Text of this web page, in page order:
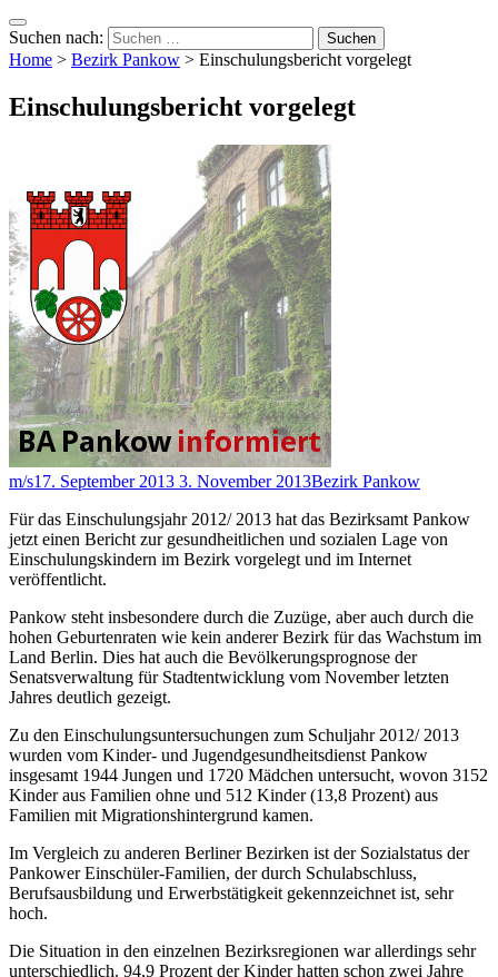
Suchen nach:
Home > Bezirk Pankow > Einschulungsbericht vorgelegt
Einschulungsbericht vorgelegt
m/s17. September 2013 3. November 2013Bezirk Pankow
Für das Einschulungsjahr 2012/ 2013 hat das Bezirksamt Pankow
jetzt einen Bericht zur gesundheitlichen und sozialen Lage von
Einschulungskindern im Bezirk vorgelegt und im Internet
veröffentlicht.
Pankow steht insbesondere durch die Zuzüge, aber auch durch die
hohen Geburtenraten wie kein anderer Bezirk für das Wachstum im
Land Berlin. Dies hat auch die Bevölkerungsprognose der
Senatsverwaltung für Stadtentwicklung vom November letzten
Jahres deutlich gezeigt.
Zu den Einschulungsuntersuchungen zum Schuljahr 2012/ 2013
wurden vom Kinder- und Jugendgesundheitsdienst Pankow
insgesamt 1944 Jungen und 1720 Mädchen untersucht, wovon 3152
Kinder aus Familien ohne und 512 Kinder (13,8 Prozent) aus
Familien mit Migrationshintergrund kamen.
Im Vergleich zu anderen Berliner Bezirken ist der Sozialstatus der
Pankower Einschüler-Familien, der durch Schulabschluss,
Berufsausbildung und Erwerbstätigkeit gekennzeichnet ist, sehr
hoch.
Die Situation in den einzelnen Bezirksregionen war allerdings sehr
unterschiedlich. 94,9 Prozent der Kinder hatten schon zwei Jahre